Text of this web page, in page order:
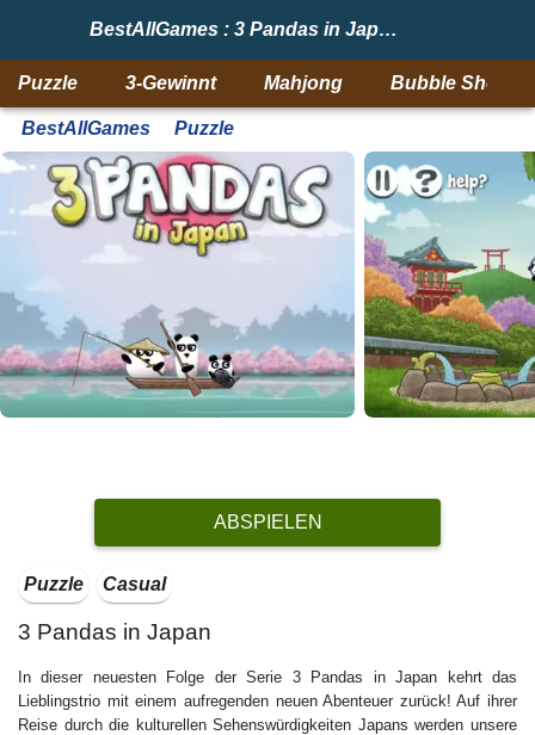
BestAllGames : 3 Pandas in Japan
Puzzle 3-Gewinnt Mahjong Bubble Shooter
BestAllGames Puzzle
ABSPIELEN
Puzzle Casual
3 Pandas in Japan
In dieser neuesten Folge der Serie 3 Pandas in Japan kehrt das
Lieblingstrio mit einem aufregenden neuen Abenteuer zurück! Auf ihrer
Reise durch die kulturellen Sehenswürdigkeiten Japans werden unsere